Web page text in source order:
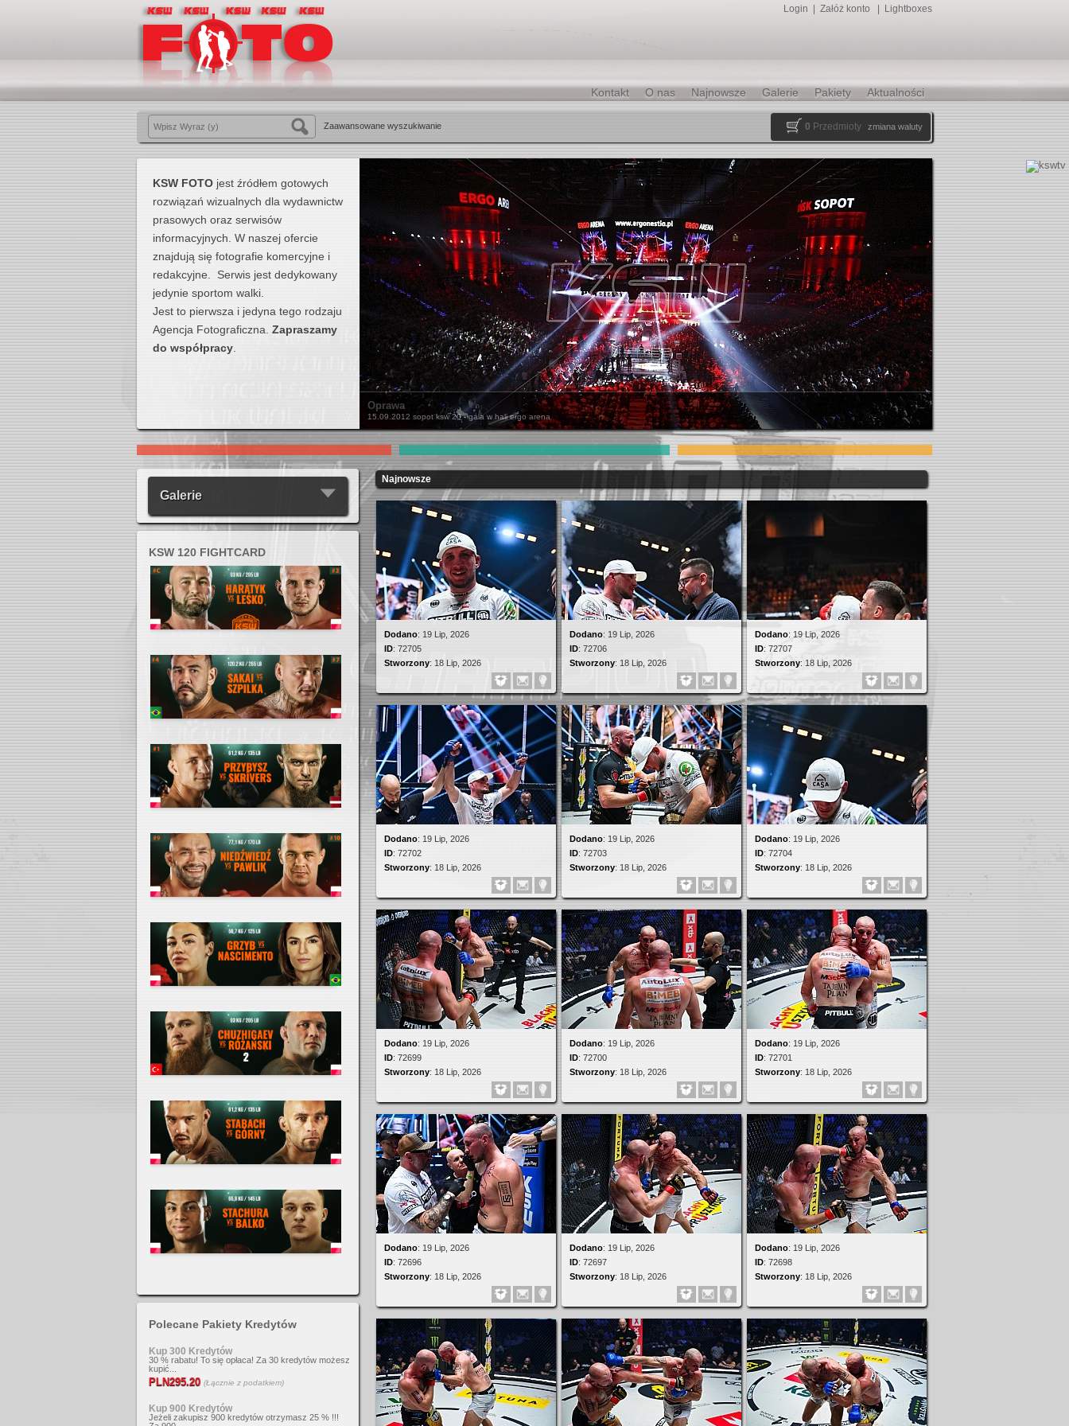
Login Załóż konto Lightboxes
Aktualności
Pakiety
Galerie
Najnowsze
O nas
Kontakt
Zaawansowane wyszukiwanie zmiana waluty
0 Przedmioty
KSW FOTO jest źródłem gotowych
rozwiązań wizualnych dla wydawnictw
prasowych oraz serwisów
informacyjnych. W naszej ofercie
znajdują się fotografie komercyjne i
redakcyjne. Serwis jest dedykowany
jedynie sportom walki.
Jest to pierwsza i jedyna tego rodzaju
Agencja Fotograficzna. Zapraszamy
do współpracy
Oprawa
15.09.2012 sopot ksw 20 - gala w hali ergo arena
Galerie
KSW 120 FIGHTCARD
Polecane Pakiety Kredytów
Kup 300 Kredytów
30 % rabatu! To się opłaca! Za 30 kredytów możesz
kupić...
PLN295.20 (Łącznie z podatkiem)
Kup 900 Kredytów
Jeżeli zakupisz 900 kredytów otrzymasz 25 % !!!
Najnowsze
Dodano: 19 Lip, 2026
ID: 72707
Stworzony: 18 Lip, 2026
Dodano: 19 Lip, 2026
ID: 72706
Stworzony: 18 Lip, 2026
Dodano: 19 Lip, 2026
ID: 72705
Stworzony: 18 Lip, 2026
Dodano: 19 Lip, 2026
ID: 72704
Stworzony: 18 Lip, 2026
Dodano: 19 Lip, 2026
ID: 72703
Stworzony: 18 Lip, 2026
Dodano: 19 Lip, 2026
ID: 72702
Stworzony: 18 Lip, 2026
Dodano: 19 Lip, 2026
ID: 72701
Stworzony: 18 Lip, 2026
Dodano: 19 Lip, 2026
ID: 72700
Stworzony: 18 Lip, 2026
Dodano: 19 Lip, 2026
ID: 72699
Stworzony: 18 Lip, 2026
Dodano: 19 Lip, 2026
ID: 72698
Stworzony: 18 Lip, 2026
Dodano: 19 Lip, 2026
ID: 72697
Stworzony: 18 Lip, 2026
Dodano: 19 Lip, 2026
ID: 72696
Stworzony: 18 Lip, 2026